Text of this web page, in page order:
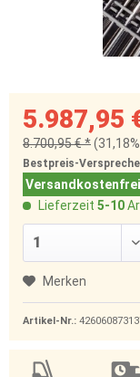
5.987,95
8.700,95 € *
Bestpreis-
Lieferzeit 5-10
Merken
Artikel-Nr.: